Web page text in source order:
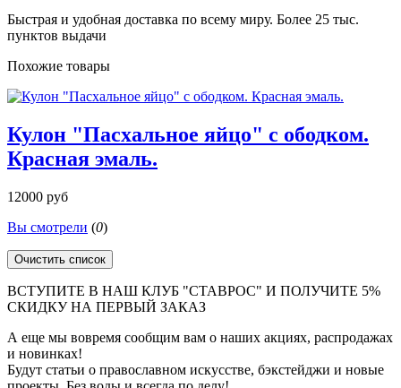
Быстрая и удобная доставка по всему миру. Более 25 тыс.
пунктов выдачи
Похожие товары
Кулон "Пасхальное яйцо" с ободком.
Красная эмаль.
12000 руб
Вы смотрели (0)
Очистить список
ВСТУПИТЕ В НАШ КЛУБ "СТАВРОС" И ПОЛУЧИТЕ 5%
СКИДКУ НА ПЕРВЫЙ ЗАКАЗ
А еще мы вовремя сообщим вам о наших акциях, распродажах
и новинках!
Будут статьи о православном искусстве, бэкстейджи и новые